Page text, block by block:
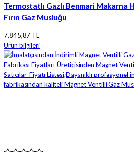
Termostatlı Gazlı Benmari Makarna
Fırın Gaz Musluğu
7.845,87 TL
Ürün bilgileri